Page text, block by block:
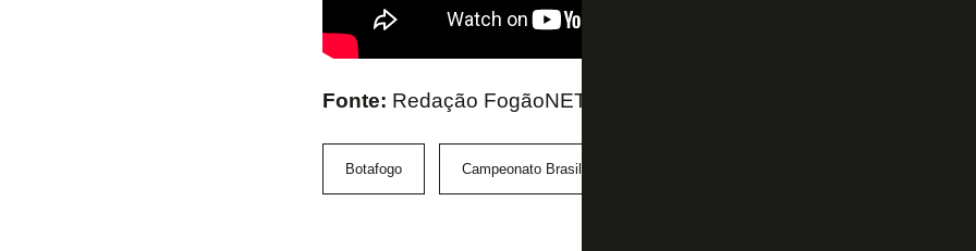
Fonte: Redação FogãoNET
Botafogo Campeonato Brasileiro Feminino